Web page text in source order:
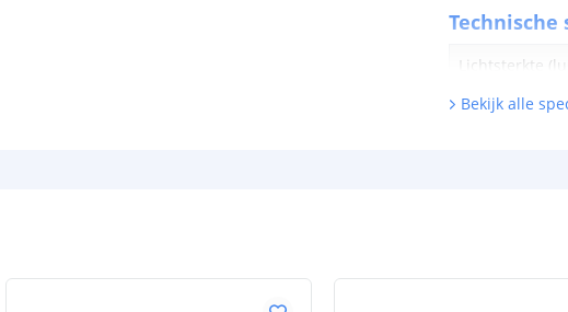
Technische
Lichtsterkte
Bekijk alle